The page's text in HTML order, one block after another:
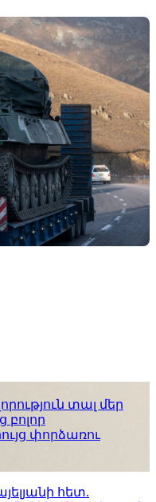
տալ մեր
բոլոր
փորձառու
հետ.